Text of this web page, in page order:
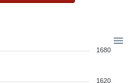
1680
1620